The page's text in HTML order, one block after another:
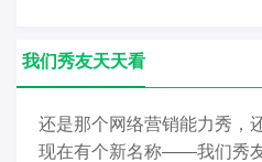
我们秀友天天看
还是那个网络营销能力秀，
现在有个新名称——我们秀友